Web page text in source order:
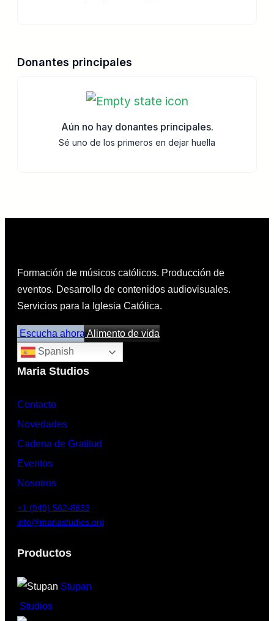
Donantes principales
Aún no hay donantes principales.
Sé uno de los primeros en dejar huella
Formación de músicos católicos. Producción de
eventos. Desarrollo de contenidos audiovisuales.
Servicios para la Iglesia Católica.
Escucha ahoraAlimento de vida
Spanish
Maria Studios
Contacto
Novedades
Cadena de Gratitud
Eventos
Nosotros
+1 (949) 562-8833
info@mariastudios.org
Productos
Stupan
Studios